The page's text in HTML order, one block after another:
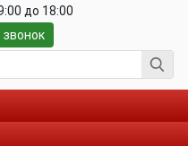
до 18:00
звонок